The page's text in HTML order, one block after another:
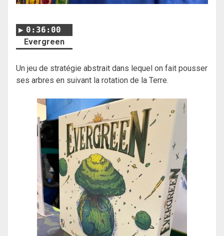
0:36:00
Evergreen
Un jeu de stratégie abstrait dans lequel on fait pousser
ses arbres en suivant la rotation de la Terre.